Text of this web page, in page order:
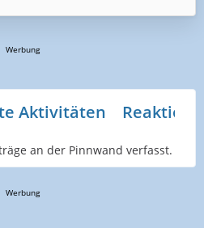
Werbung
Aktivitäten
an der Pinnwand verfasst.
Werbung